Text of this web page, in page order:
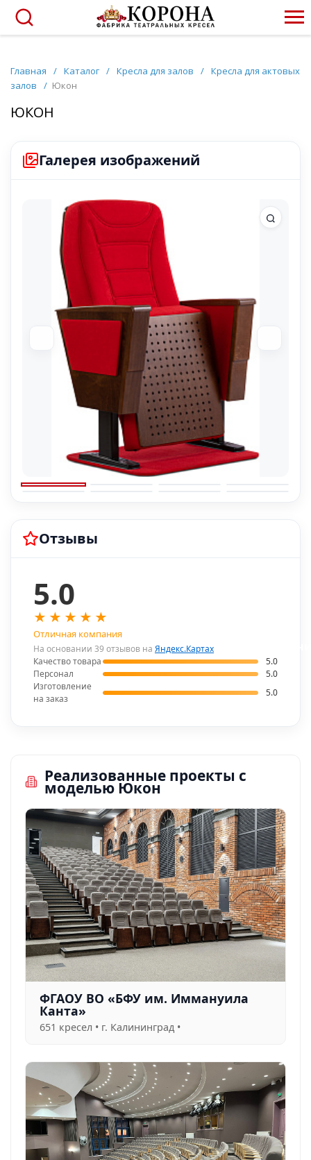
Главная / Каталог / Кресла для залов / Кресла для актовых
залов
/ Юкон
ЮКОН
Галерея изображений
Отзывы
5.0
★ ★ ★ ★ ★
Отличная компания
На основании 39 отзывов на Яндекс.Картах
Качество товара
5.0
Персонал
5.0
Изготовление
на заказ
5.0
Реализованные проекты с
моделью Юкон
ФГАОУ ВО «БФУ им. Иммануила
Канта»
651 кресел • г. Калининград •